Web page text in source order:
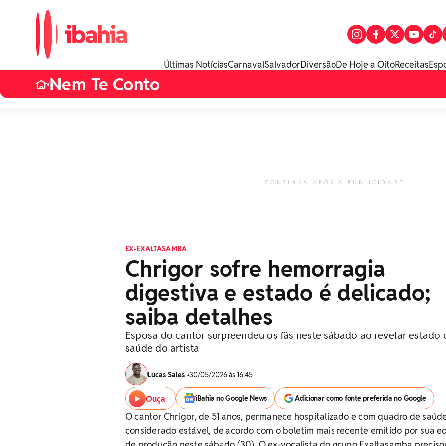
Últimas NotíciasCarnavalSalvadorDiversãoDe Hoje a OitoReceitas
•Nem Te Conto
CONTINUA APÓS A PUBLICIDADE
EX-EXALTASAMBA
Chrigor sofre hemorragia
digestiva e estado é delicado;
saiba detalhes
Esposa do cantor surpreendeu os fãs neste sábado ao revelar estado
saúde do artista
Lucas Sales •30/05/2026 às 16:45
Ouça iBahia no Google News Adicionar como fonte preferida no Google
O cantor Chrigor, de 51 anos, permanece hospitalizado e com quadro de saúde
considerado estável, de acordo com o boletim mais recente emitido por sua